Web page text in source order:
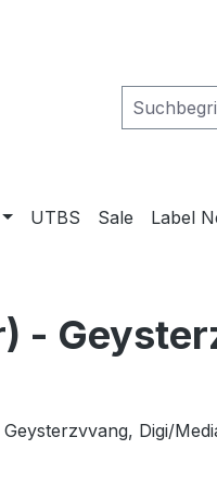
UTBS Sale Label
-